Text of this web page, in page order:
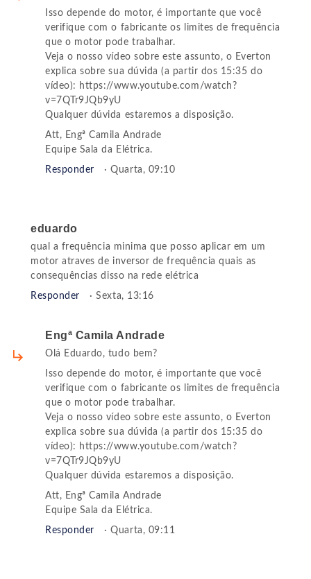
Isso depende do motor, é importante que você
verifique com o fabricante os limites de frequência
que o motor pode trabalhar.
Veja o nosso vídeo sobre este assunto, o Everton
explica sobre sua dúvida (a partir dos 15:35 do
vídeo): https://www.youtube.com/watch?
v=7QTr9JQb9yU
Qualquer dúvida estaremos a disposição.
Att, Engª Camila Andrade
Equipe Sala da Elétrica.
Responder · Quarta, 09:10
eduardo
qual a frequência minima que posso aplicar em um
motor atraves de inversor de frequência quais as
consequências disso na rede elétrica
Responder · Sexta, 13:16
Engª Camila Andrade
Olá Eduardo, tudo bem?
Isso depende do motor, é importante que você
verifique com o fabricante os limites de frequência
que o motor pode trabalhar.
Veja o nosso vídeo sobre este assunto, o Everton
explica sobre sua dúvida (a partir dos 15:35 do
vídeo): https://www.youtube.com/watch?
v=7QTr9JQb9yU
Qualquer dúvida estaremos a disposição.
Att, Engª Camila Andrade
Equipe Sala da Elétrica.
Responder · Quarta, 09:11